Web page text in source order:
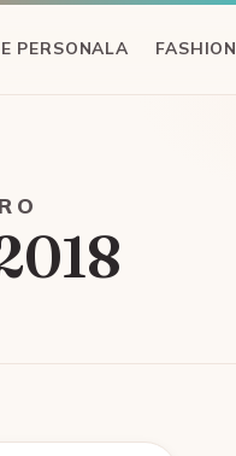
PERSONALA FASHION